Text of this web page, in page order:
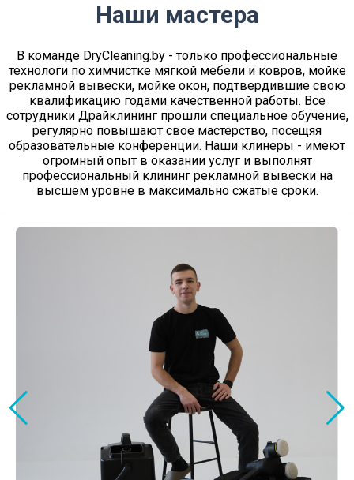
Наши мастера
В команде DryСleaning.by - только профессиональные
технологи по химчистке мягкой мебели и ковров, мойке
рекламной вывески, мойке окон, подтвердившие свою
квалификацию годами качественной работы. Все
сотрудники Драйклининг прошли специальное обучение,
регулярно повышают свое мастерство, посещяя
образовательные конференции. Наши клинеры - имеют
огромный опыт в оказании услуг и выполнят
профессиональный клининг рекламной вывески на
высшем уровне в максимально сжатые сроки.